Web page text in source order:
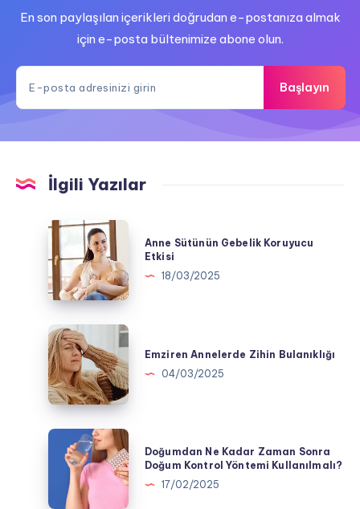
En son paylaşılan içerikleri doğrudan e-postanıza almak
için e-posta bültenimize abone olun.
Başlayın
İlgili Yazılar
Anne
Sütünün
Gebelik
Koruyucu
Etkisi
Anne Sütünün Gebelik Koruyucu
Etkisi
18/03/2025
Emziren
Annelerde
Zihin
Bulanıklığı
Emziren Annelerde Zihin Bulanıklığı
04/03/2025
Doğumdan
Kadar
Zaman
Doğumdan Ne Kadar Zaman Sonra
Doğum Kontrol Yöntemi Kullanılmalı?
17/02/2025